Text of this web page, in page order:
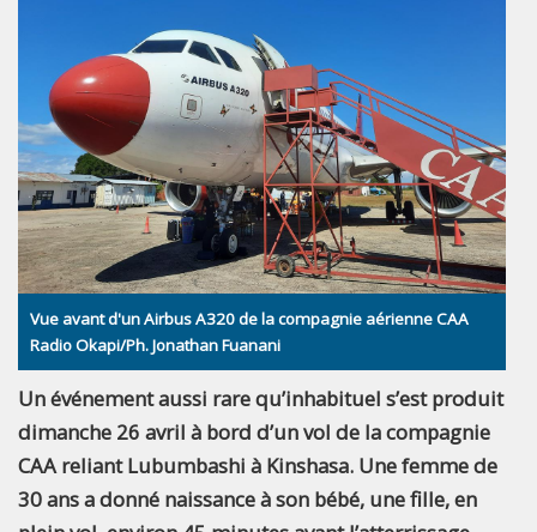
Vue avant d'un Airbus A320 de la compagnie aérienne CAA
Radio Okapi/Ph. Jonathan Fuanani
Un événement aussi rare qu’inhabituel s’est produit
dimanche 26 avril à bord d’un vol de la compagnie
CAA reliant Lubumbashi à Kinshasa. Une femme de
30 ans a donné naissance à son bébé, une fille, en